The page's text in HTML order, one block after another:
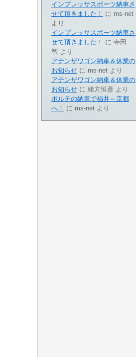
インプレッサスポーツ納車さ
せて頂きました！
に ms-net
より
インプレッサスポーツ納車さ
せて頂きました！
に 寺田
智 より
アテンザワゴン納車＆休業の
お知らせ に ms-net より
アテンザワゴン納車＆休業の
お知らせ に 緒方恒彦 より
ポルテの納車で福井～京都
へ！
に ms-net より